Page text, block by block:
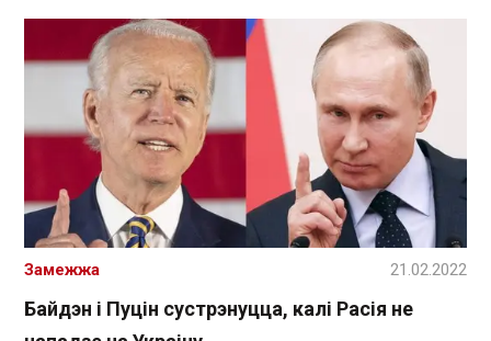
Байдэн і Пуцін сустрэнуцца, калі Расія не
Замежжа 21.02.2022